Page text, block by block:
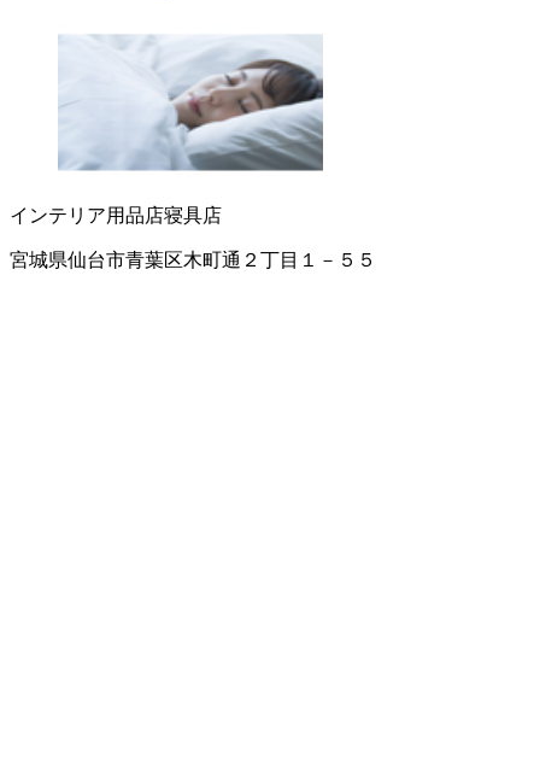
インテリア用品店寝具店
宮城県仙台市青葉区木町通２丁目１－５５